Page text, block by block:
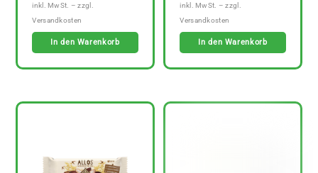
In den Warenkorb In den Warenkorb